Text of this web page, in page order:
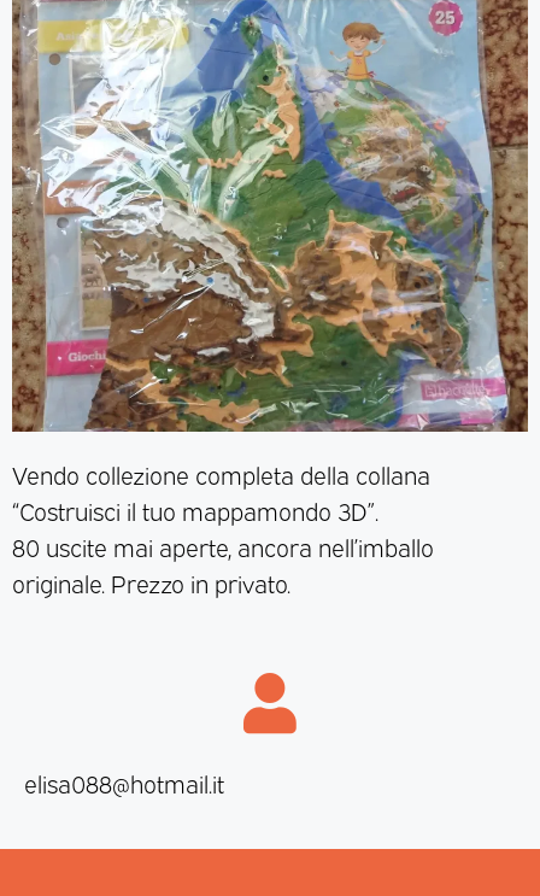
Vendo collezione completa della collana
“Costruisci il tuo mappamondo 3D”.
80 uscite mai aperte, ancora nell’imballo
originale. Prezzo in privato.
elisa088@hotmail.it